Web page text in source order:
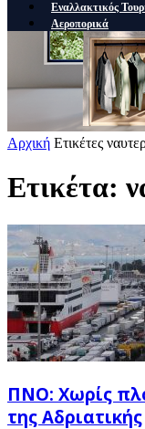
Εναλλακτικός
Αεροπορικά
Αρχική Ετικέτες
Ετικέτα:
ΠΝΟ: Χωρίς
της Αδριατικής